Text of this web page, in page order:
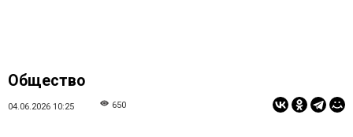
Общество
04.06.2026 10:25 650